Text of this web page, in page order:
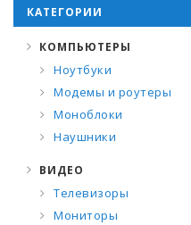
КАТЕГОРИИ
КОМПЬЮТЕРЫ
Ноутбуки
Модемы и роутеры
Моноблоки
Наушники
ВИДЕО
Телевизоры
Мониторы